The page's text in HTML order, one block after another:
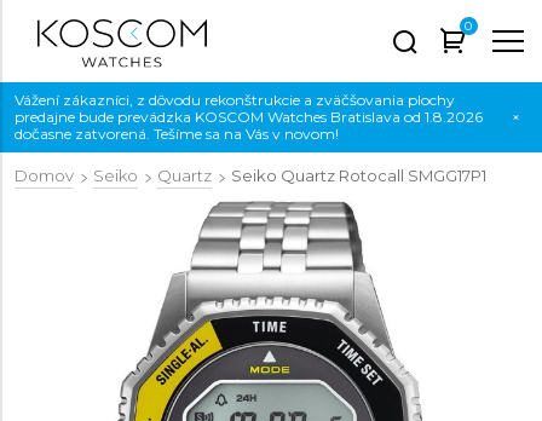
0
Vážení zákazníci, z dôvodu rekonštrukcie a zväčšovania plochy
predajne bude prevádzka KOSCOM Watches Bratislava od 1.8.2026
dočasne zatvorená. Tešíme sa na Vás v novom!
×
Domov Seiko Quartz Seiko Quartz Rotocall SMGG17P1